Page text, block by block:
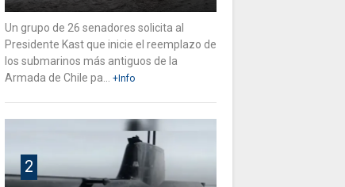
Un grupo de 26 senadores solicita al
Presidente Kast que inicie el reemplazo de
los submarinos más antiguos de la
Armada de Chile pa...
+Info
2